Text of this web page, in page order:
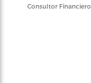
Consultor Financiero